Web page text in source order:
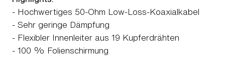
- Hochwertiges 50-Ohm Low-Loss-Koaxialkabel
- Sehr geringe Dämpfung
- Flexibler Innenleiter aus 19 Kupferdrähten
- 100 % Folienschirmung